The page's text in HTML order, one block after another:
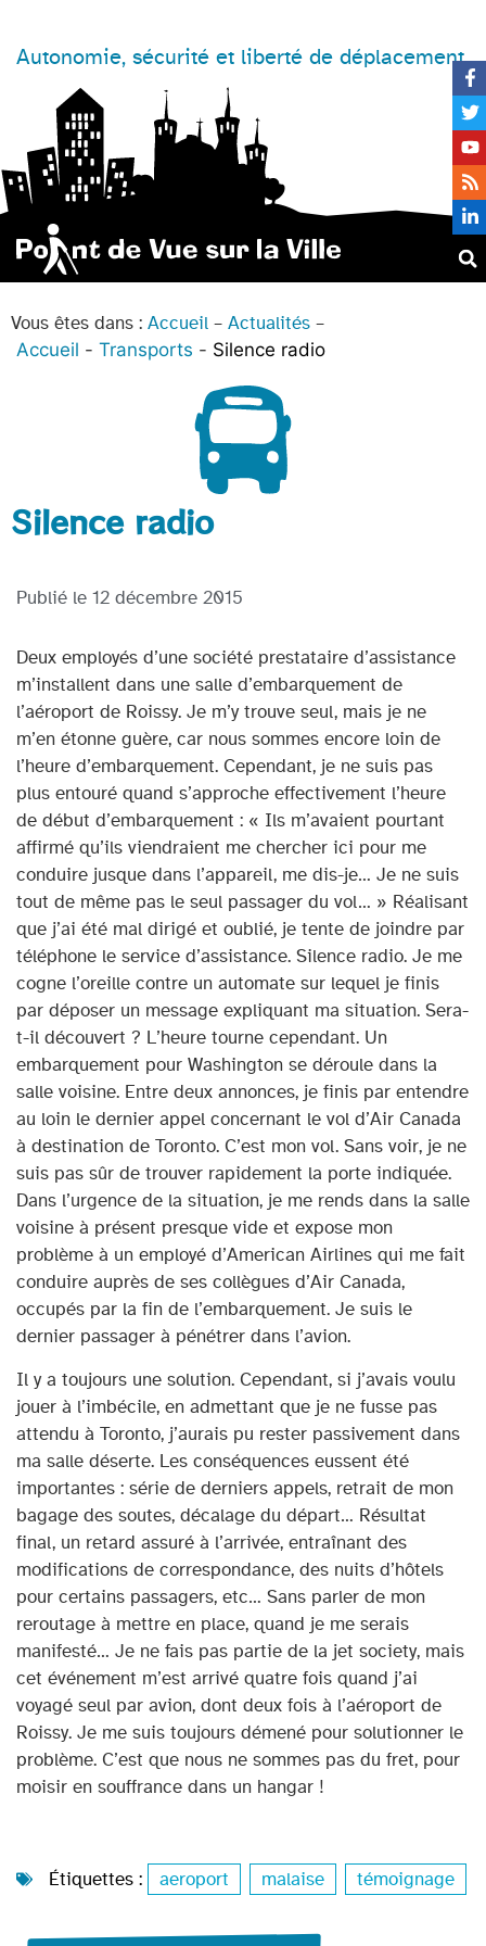
Autonomie, sécurité et liberté de déplacement
Vous êtes dans : Accueil – Actualités –
Accueil Transports Silence radio
Silence radio
Publié le 12 décembre 2015
Deux employés d’une société prestataire d’assistance
m’installent dans une salle d’embarquement de
l’aéroport de Roissy. Je m’y trouve seul, mais je ne
m’en étonne guère, car nous sommes encore loin de
l’heure d’embarquement. Cependant, je ne suis pas
plus entouré quand s’approche effectivement l’heure
de début d’embarquement : « Ils m’avaient pourtant
affirmé qu’ils viendraient me chercher ici pour me
conduire jusque dans l’appareil, me dis-je… Je ne suis
tout de même pas le seul passager du vol… » Réalisant
que j’ai été mal dirigé et oublié, je tente de joindre par
téléphone le service d’assistance. Silence radio. Je me
cogne l’oreille contre un automate sur lequel je finis
par déposer un message expliquant ma situation. Sera-
t-il découvert ? L’heure tourne cependant. Un
embarquement pour Washington se déroule dans la
salle voisine. Entre deux annonces, je finis par entendre
au loin le dernier appel concernant le vol d’Air Canada
à destination de Toronto. C’est mon vol. Sans voir, je ne
suis pas sûr de trouver rapidement la porte indiquée.
Dans l’urgence de la situation, je me rends dans la salle
voisine à présent presque vide et expose mon
problème à un employé d’American Airlines qui me fait
conduire auprès de ses collègues d’Air Canada,
occupés par la fin de l’embarquement. Je suis le
dernier passager à pénétrer dans l’avion.
Il y a toujours une solution. Cependant, si j’avais voulu
jouer à l’imbécile, en admettant que je ne fusse pas
attendu à Toronto, j’aurais pu rester passivement dans
ma salle déserte. Les conséquences eussent été
importantes : série de derniers appels, retrait de mon
bagage des soutes, décalage du départ… Résultat
final, un retard assuré à l’arrivée, entraînant des
modifications de correspondance, des nuits d’hôtels
pour certains passagers, etc… Sans parler de mon
reroutage à mettre en place, quand je me serais
manifesté… Je ne fais pas partie de la jet society, mais
cet événement m’est arrivé quatre fois quand j’ai
voyagé seul par avion, dont deux fois à l’aéroport de
Roissy. Je me suis toujours démené pour solutionner le
problème. C’est que nous ne sommes pas du fret, pour
moisir en souffrance dans un hangar !
Étiquettes : aeroport malaise témoignage